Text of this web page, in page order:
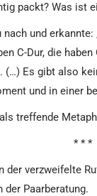
packt? Was ist
und
C-Dur, die haben
Es gibt also
und in einer
treffende
* * *
der verzweifelte
der Paarberatung.